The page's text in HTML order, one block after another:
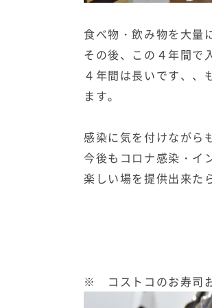
食べ物・飲み物を大量
その後、この４年間で
４年間は長いです、、
ます。
感染に気を付けながら
今後もコロナ感染・イ
楽しい場を提供出来た
※ コストコのお寿司